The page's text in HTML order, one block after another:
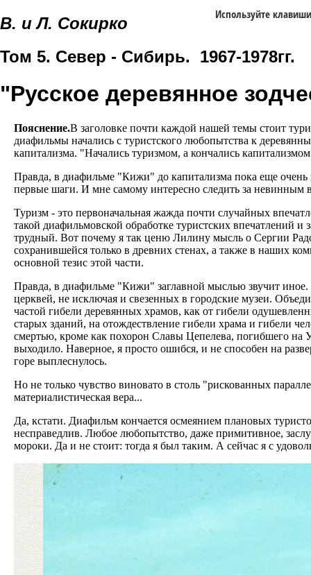
В. и Л. Сокирко
Том 5. Север - Сибирь. 1967-1978гг.
"Русское деревянное
Пояснение.В заголовке почти каждой нашей темы стоит
диафильмы начались с туристского любопытства к
капитализма. "Начались туризмом, а кончались
Правда, в диафильме "Кижи" до капитализма пока еще
первые шаги. И мне самому интересно следить за невинным
Туризм - это первоначальная жажда почти случайных
такой диафильмовской обработке туристских
трудный. Вот почему я так ценю Лилину мысль о Сергии
сохранившейся только в древних стенах, а также в наших
основной тезис этой части.
Правда, в диафильме "Кижи" заглавной мыслью звучит
церквей, не исключая и свезенных в городские музеи.
частой гибели деревянных храмов, как от гибели
старых зданий, на отождествление гибели храма и гибели
смертью, кроме как похорон Славы Цепелева, погибшего на
выходило. Наверное, я просто ошибся, и не способен на
горе выплеснулось.
Но не только чувство виновато в столь "рискованных
материалистическая вера...
Да, кстати. Диафильм кончается осмеянием плановых
несправедлив. Любое любопытство, даже примитивное,
мороки. Да и не стоит: тогда я был таким. А сейчас я с
Используйте